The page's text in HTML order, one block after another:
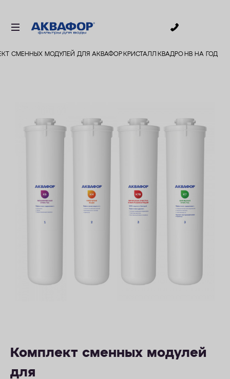
ДОСТАВКА
СМЕННЫХ МОДУЛЕЙ ДЛЯ АКВАФОР КРИСТАЛЛ КВАДРО НВ НА ГОД
Комплект сменных модулей
для